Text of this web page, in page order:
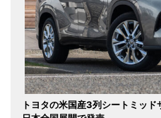
トヨタの米国産3列シートミッ